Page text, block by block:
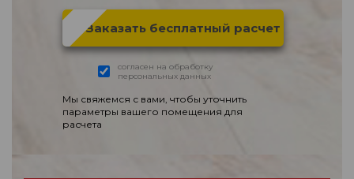
согласен на обработку
персональных данных
Мы свяжемся с вами, чтобы уточнить
параметры вашего помещения для
расчета